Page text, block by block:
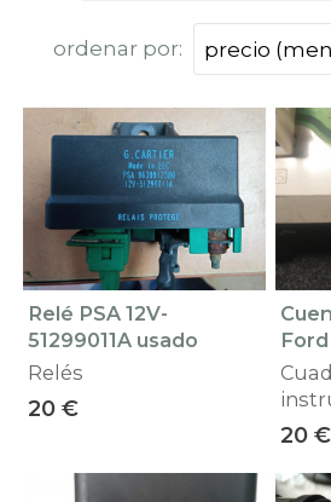
ordenar por:
Relé PSA 12V-
51299011A usado
Relés
20 €
20 €